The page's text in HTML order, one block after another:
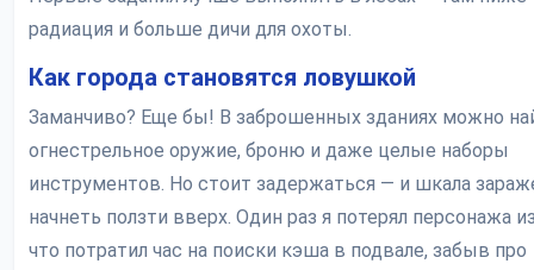
радиация и больше дичи для охоты.
Как города становятся ловушкой
Заманчиво? Еще бы! В заброшенных зданиях можно
огнестрельное оружие, броню и даже целые наборы
инструментов. Но стоит задержаться — и шкала
начнеть ползти вверх. Один раз я потерял персонажа
что потратил час на поиски кэша в подвале, забыв про